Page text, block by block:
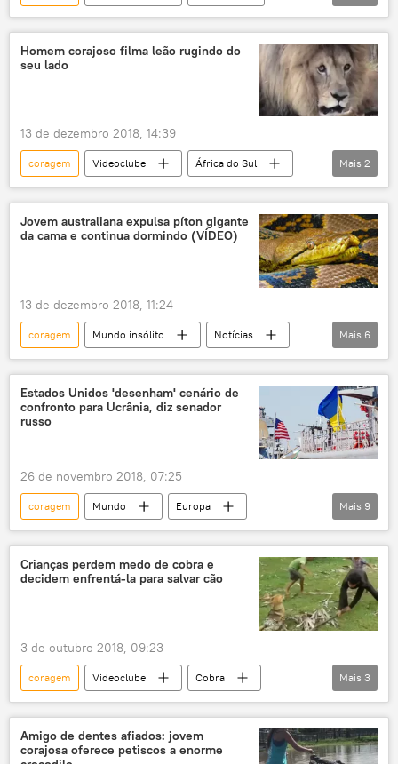
crocodilo
surfe
animais
EUA
Homem corajoso filma leão rugindo do
seu lado
13 de dezembro 2018, 14:39
coragem Videoclube
África do Sul
leão
câmera
Mais 2
Jovem australiana expulsa píton gigante
da cama e continua dormindo (VÍDEO)
13 de dezembro 2018, 11:24
coragem Mundo insólito
Notícias
Sociedade
Austrália
píton
Cobra
cama expulsão
Mais 6
Estados Unidos 'desenham' cenário de
confronto para Ucrânia, diz senador
russo
26 de novembro 2018, 07:25
coragem Mundo
Europa
Notícias
Violação da fronteira russa por navios ucranianos
Ucrânia
mar Negro
Rússia
Mais 9
Crianças perdem medo de cobra e
decidem enfrentá-la para salvar cão
3 de outubro 2018, 09:23
coragem Videoclube
Cobra
serpentes
crianças medo
Mais 3
Amigo de dentes afiados: jovem
corajosa oferece petiscos a enorme